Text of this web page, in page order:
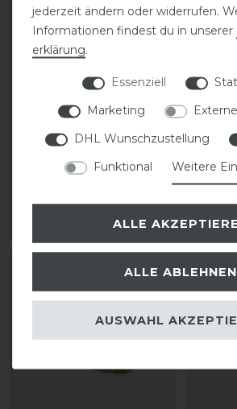
Kingsland KLAllison
Strickstirnband
ARTIKEL MERKEN
jederzeit ändern oder widerrufen.
Informationen findest du in unserer
erklärung.
Essenziell
Marketing
DHL Wunschzustellung
Funktional
Weitere
ALLE
ALLE ABLEHNEN
AUSWAHL